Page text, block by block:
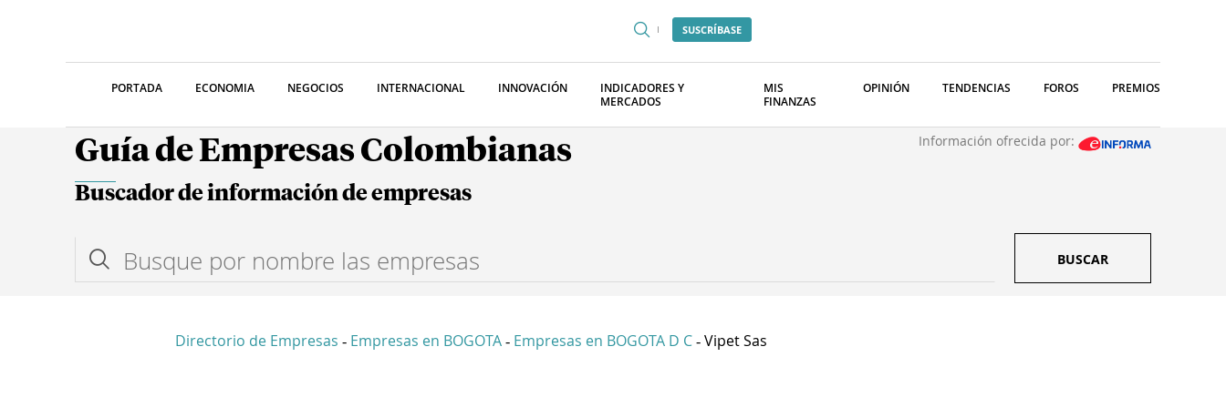
SUSCRÍBASE
PORTADA ECONOMIA NEGOCIOS INTERNACIONAL INNOVACIÓN
INDICADORES Y
MERCADOS
MIS
FINANZAS
OPINIÓN TENDENCIAS FOROS PREMIOS
Guía de Empresas Colombianas Información ofrecida por:
Buscador de información de empresas
BUSCAR
Directorio de Empresas - Empresas en BOGOTA - Empresas en BOGOTA D C - Vipet Sas